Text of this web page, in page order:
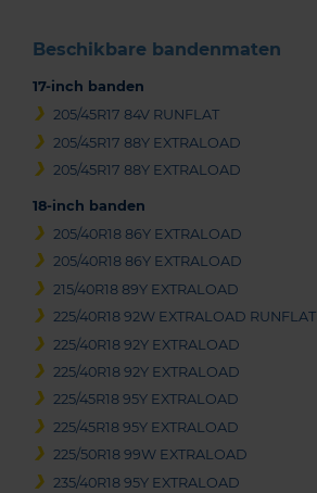
Beschikbare bandenmaten
17-inch banden
205/45R17 84V RUNFLAT
205/45R17 88Y EXTRALOAD
205/45R17 88Y EXTRALOAD
18-inch banden
205/40R18 86Y EXTRALOAD
205/40R18 86Y EXTRALOAD
215/40R18 89Y EXTRALOAD
225/40R18 92W EXTRALOAD RUNFLAT
225/40R18 92Y EXTRALOAD
225/40R18 92Y EXTRALOAD
225/45R18 95Y EXTRALOAD
225/45R18 95Y EXTRALOAD
225/50R18 99W EXTRALOAD
235/40R18 95Y EXTRALOAD